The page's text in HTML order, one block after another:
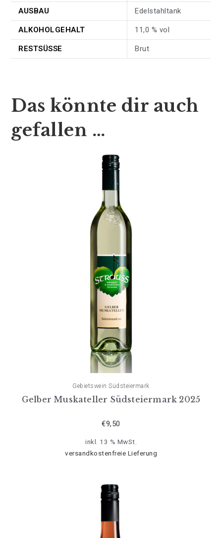
AUSBAU Edelstahltank
ALKOHOLGEHALT 11,0 % vol
RESTSÜSSE Brut
Das könnte dir auch
gefallen …
Gebietswein Südsteiermark
Gelber Muskateller Südsteiermark 2025
€9,50
inkl. 13 % MwSt.
versandkostenfreie Lieferung